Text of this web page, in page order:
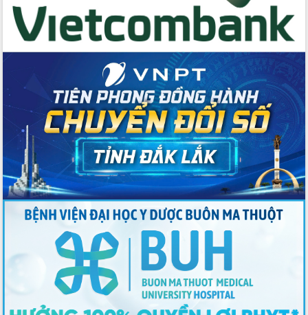
du khách thông qua Hệ thống cơ sở dữ
liệu và Bản đồ số
Tập huấn ứng dụng trí tuệ nhân tạo (AI)
Đoàn đại biểu Quốc hội tỉnh Đắk Lắk
trao đổi thông tin trước Kỳ họp thứ
nhất, Quốc hội khóa XVI
Quyết liệt cải cách hành chính, khơi
thông nguồn lực phát triển
Nâng cao hiệu lực, hiệu quả HĐND
tỉnh thông qua hiện đại hóa hành chính
Xã Ea Phê gắn cải cách hành chính với
chuyển đổi số
Phó Chủ tịch Thường trực UBND tỉnh
Hồ Thị Nguyên Thảo làm việc tại Trung
tâm Phục vụ hành chính công xã Ea
Phê
Xây dựng nền hành chính số đồng
hành cùng nông dân dân, doanh nghiệp